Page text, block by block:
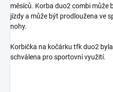
měsíců. Korba duo2 combi může
jízdy a může být prodloužena ve
nohy.
Korbička na kočárku tfk duo2
schválena pro sportovní využití.